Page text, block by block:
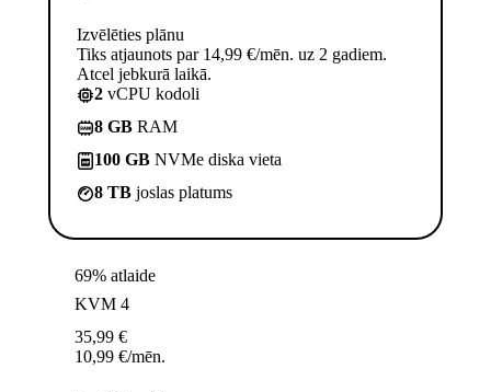
Izvēlēties plānu
Tiks atjaunots par 14,99 €/mēn. uz 2 gadiem.
Atcel jebkurā laikā.
2 vCPU kodoli
8 GB RAM
100 GB NVMe diska vieta
8 TB joslas platums
69% atlaide
KVM 4
35,99 €
10,99 €/mēn.